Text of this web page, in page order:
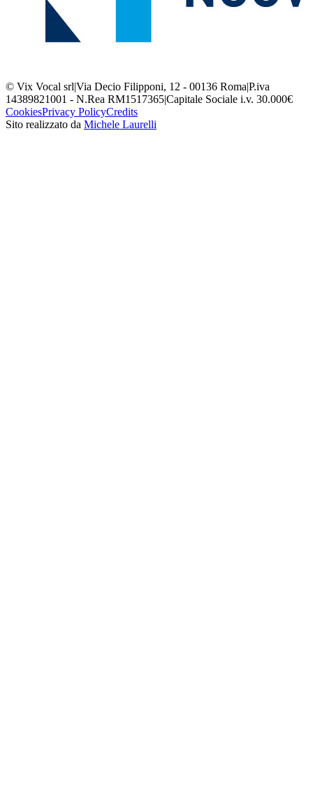
© Vix Vocal srl|Via Decio Filipponi, 12 - 00136 Roma|P.iva
14389821001 - N.Rea RM1517365|Capitale Sociale i.v. 30.000€
CookiesPrivacy PolicyCredits
Sito realizzato da Michele Laurelli